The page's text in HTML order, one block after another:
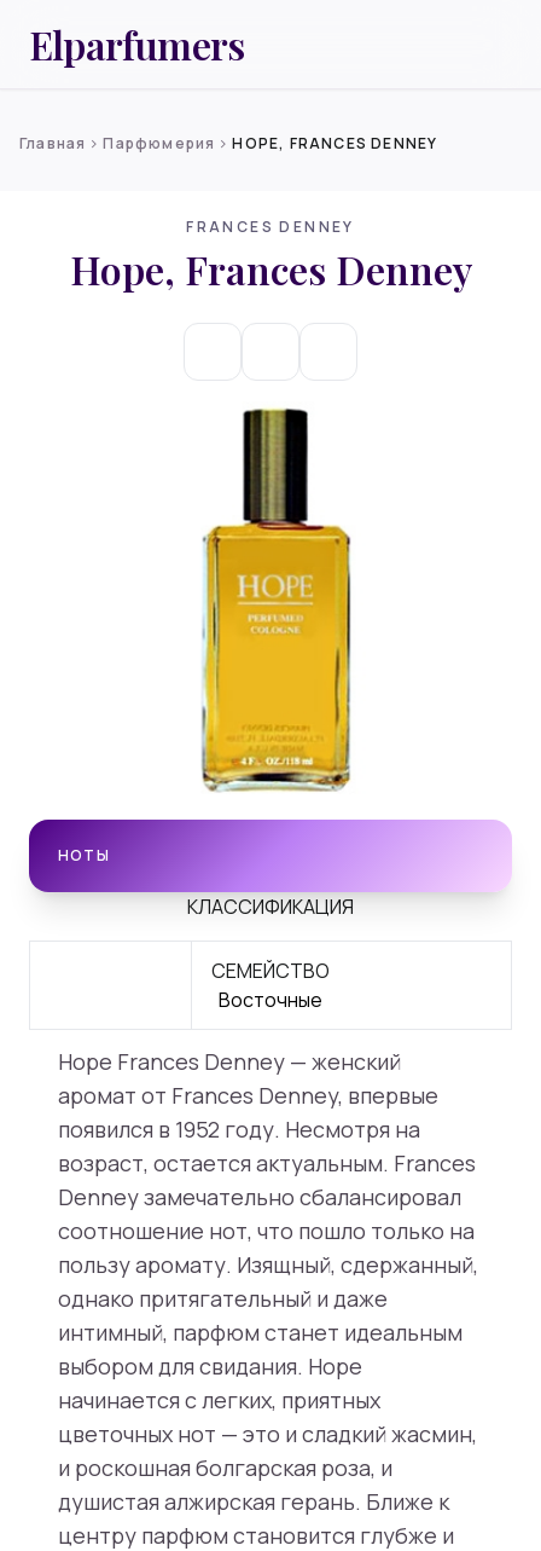
Elparfumers
Главная chevron_rightПарфюмерия chevron_rightHOPE, FRANCES DENNEY
FRANCES DENNEY
Hope, Frances Denney
НОТЫ
КЛАССИФИКАЦИЯ
СЕМЕЙСТВО
Восточные
Hope Frances Denney — женский
аромат от Frances Denney, впервые
появился в 1952 году. Несмотря на
возраст, остается актуальным. Frances
Denney замечательно сбалансировал
соотношение нот, что пошло только на
пользу аромату. Изящный, сдержанный,
однако притягательный и даже
интимный, парфюм станет идеальным
выбором для свидания. Hope
начинается с легких, приятных
цветочных нот — это и сладкий жасмин,
и роскошная болгарская роза, и
душистая алжирская герань. Ближе к
центру парфюм становится глубже и